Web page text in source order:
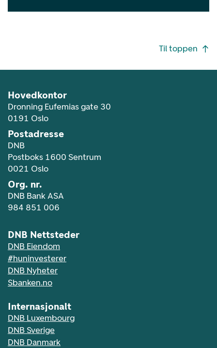
Til toppen
Hovedkontor
Dronning Eufemias gate 30
0191 Oslo
Postadresse
DNB
Postboks 1600 Sentrum
0021 Oslo
Org. nr.
DNB Bank ASA
984 851 006
DNB Nettsteder
DNB Eiendom
#huninvesterer
DNB Nyheter
Sbanken.no
Internasjonalt
DNB Luxembourg
DNB Sverige
DNB Danmark